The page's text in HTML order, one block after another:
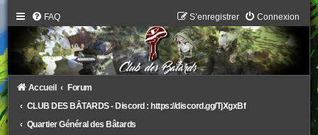
FAQ Connexion
S’enregistrer
Accueil
Forum
CLUB DES BÂTARDS - Discord : https://discord.gg/TjXgxBf
Quartier Général des Bâtards